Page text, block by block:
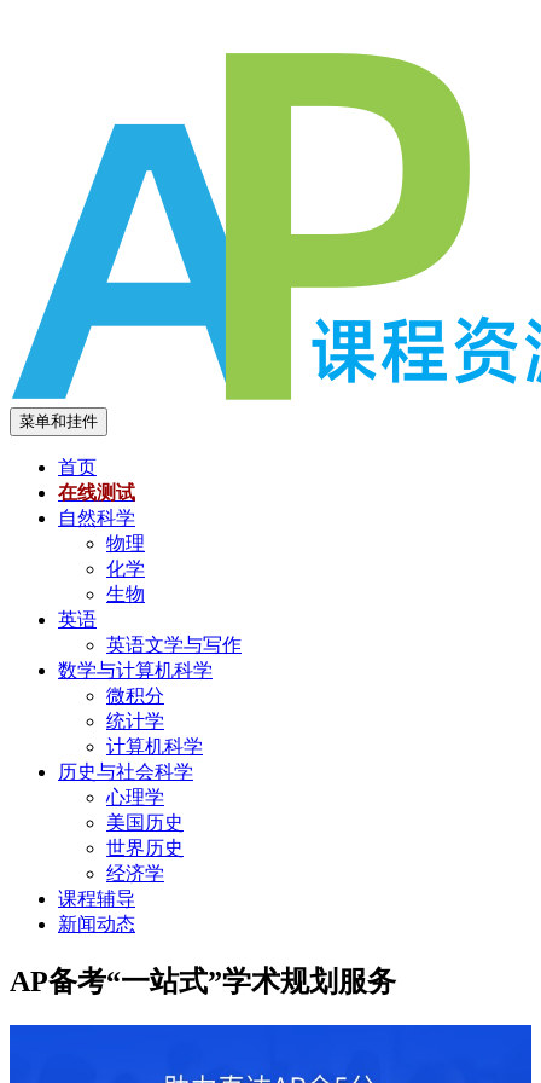
菜单和挂件
首页
在线测试
自然科学
物理
化学
生物
英语
英语文学与写作
数学与计算机科学
微积分
统计学
计算机科学
历史与社会科学
心理学
美国历史
世界历史
经济学
课程辅导
新闻动态
AP备考“一站式”学术规划服务